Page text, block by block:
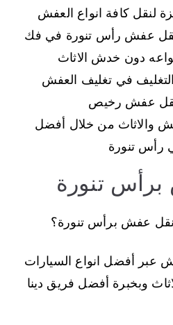
لنقل كافة انواع العفش
عفش رأس تنورة في فك
دون خدش الاثاث
في تغليف العفش
نقل عفش رخيص
والاثاث من خلال أفضل
تنورة
تنورة
عفش برأس تنورة؟
عبر أفضل انواع السيارات
وبخبرة أفضل فريق دينا